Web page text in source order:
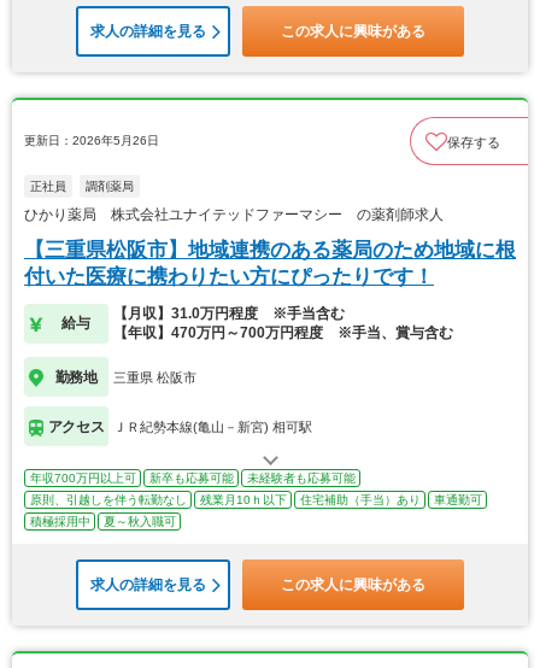
求人の詳細を見る この求人に興味がある
更新日：2026年5月26日 保存する
正社員 調剤薬局
ひかり薬局 株式会社ユナイテッドファーマシー の薬剤師求人
【三重県松阪市】地域連携のある薬局のため地域に根
付いた医療に携わりたい方にぴったりです！
給与
【月収】31.0万円程度 ※手当含む
【年収】470万円～700万円程度 ※手当、賞与含む
勤務地 三重県 松阪市
アクセス ＪＲ紀勢本線(亀山－新宮) 相可駅
年収700万円以上可 新卒も応募可能
未経験者も応募可能
原則、引越しを伴う転勤なし
残業月10ｈ以下 住宅補助（手当）あり
車通勤可
積極採用中
夏～秋入職可
求人の詳細を見る この求人に興味がある